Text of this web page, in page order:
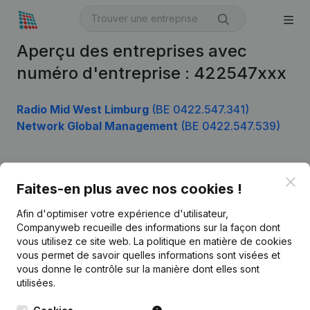
Aperçu des entreprises avec
numéro d'entreprise : 422547xxx
Radio Mid West Limburg (BE 0422.547.341)
Network Global Management (BE 0422.547.539)
Faites-en plus avec nos cookies !
Afin d'optimiser votre expérience d'utilisateur,
Companyweb recueille des informations sur la façon dont
vous utilisez ce site web. La politique en matière de cookies
vous permet de savoir quelles informations sont visées et
vous donne le contrôle sur la manière dont elles sont
utilisées.
Français
Kantorenpark Everest
248D,
Monitoring
Recherche internationale